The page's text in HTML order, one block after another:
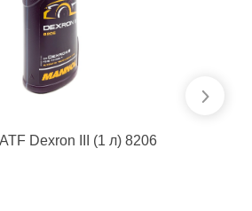
Dexron III (1 л) 8206